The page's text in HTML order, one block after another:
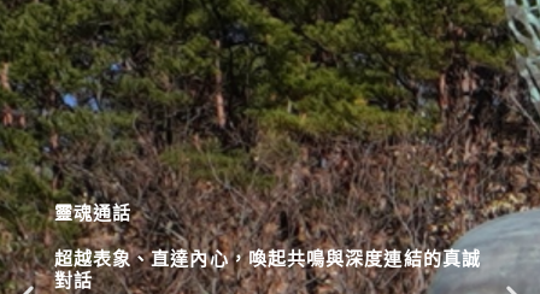
能量探測
敏銳覺察他人狀態，靈活應對提升氛圍，促進深
連結與影響力